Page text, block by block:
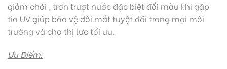
giảm chói , trơn trượt nước đặc biệt đổi màu khi gặp
tia UV giúp bảo vệ đôi mắt tuyệt đối trong mọi môi
trường và cho thị lực tối ưu.
Ưu Điểm: